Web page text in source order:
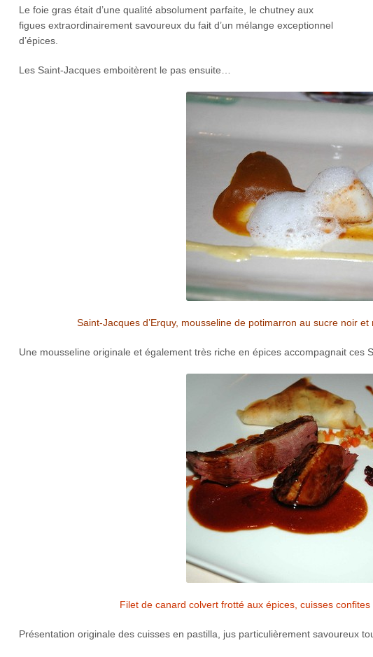
Le foie gras était d’une qualité absolument parfaite, le chutney aux
figues extraordinairement savoureux du fait d’un mélange exceptionnel
d’épices.
Les Saint-Jacques emboitèrent le pas ensuite…
Saint-Jacques d’Erquy, mousseline de potimarron au sucre noir
Une mousseline originale et également très riche en épices accompagnait ces
Filet de canard colvert frotté aux épices, cuisses
Présentation originale des cuisses en pastilla, jus particulièrement savoureux